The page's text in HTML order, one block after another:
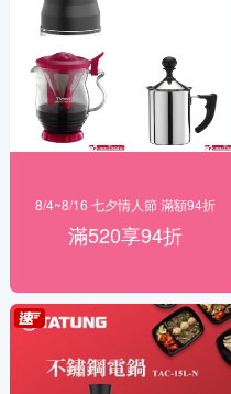
8/4~8/16 七夕情人節 滿額94折
滿520享94折